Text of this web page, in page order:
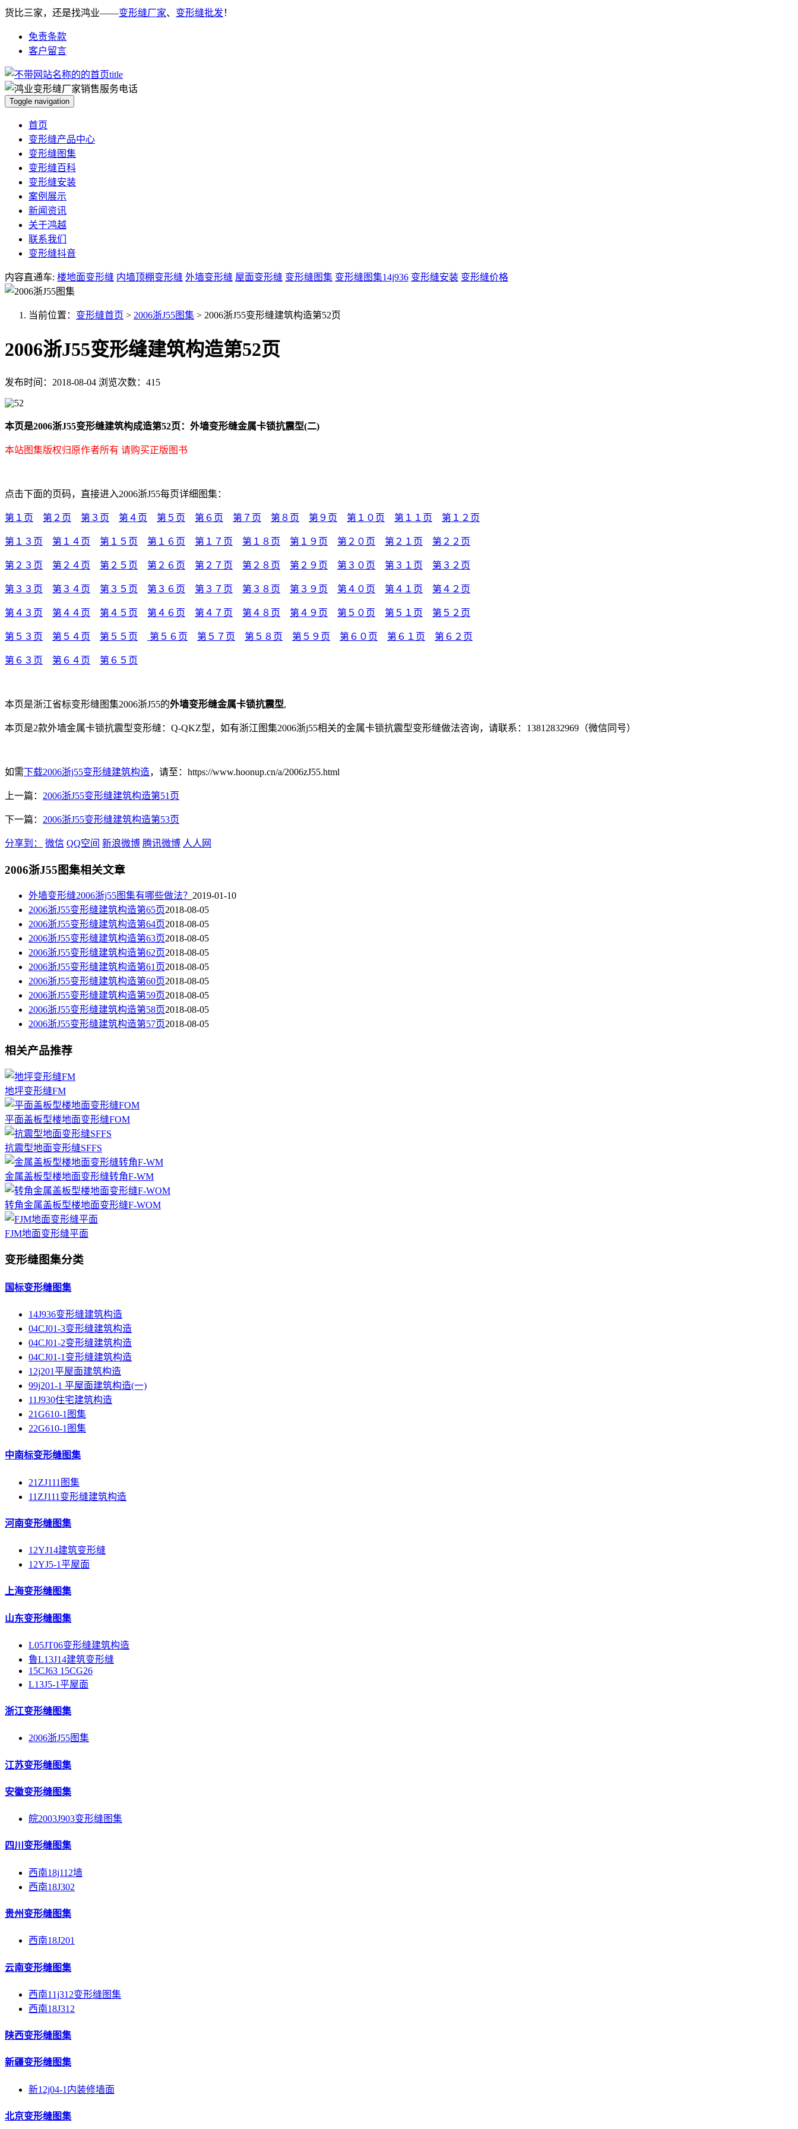
货比三家，还是找鸿业——变形缝厂家、 变形缝批发 ！
免责条款
客户留言
Toggle navigation
首页
变形缝产品中心
变形缝图集
变形缝百科
变形缝安装
案例展示
新闻资讯
关于鸿越
联系我们
变形缝抖音
内容直通车: 楼地面变形缝 内墙顶棚变形缝 外墙变形缝 屋面变形缝 变形缝图集 变形缝图集14j936 变形缝安装 变形缝价格
当前位置： 变形缝首页 > 2006浙J55图集 > 2006浙J55变形缝建筑构造第52页
2006浙J55变形缝建筑构造第52页
发布时间：2018-08-04 浏览次数：415
本页是2006浙J55变形缝建筑构成造第52页：外墙变形缝金属卡锁抗震型(二)
本站图集版权归原作者所有 请购买正版图书
点击下面的页码，直接进入2006浙J55每页详细图集：
第１页 第２页 第３页 第４页 第５页 第６页 第７页 第８页 第９页 第１０页 第１１页 第１２页
第１３页 第１４页 第１５页 第１６页 第１７页 第１８页 第１９页 第２０页 第２１页 第２２页
第２３页 第２４页 第２５页 第２６页 第２７页 第２８页 第２９页 第３０页 第３１页 第３２页
第３３页 第３４页 第３５页 第３６页 第３７页 第３８页 第３９页 第４０页 第４１页 第４２页
第４３页 第４４页 第４５页 第４６页 第４７页 第４８页 第４９页 第５０页 第５１页 第５２页
第５３页 第５４页 第５５页 第５６页 第５７页 第５８页 第５９页 第６０页 第６１页 第６２页
第６３页 第６４页 第６５页
本页是浙江省标变形缝图集2006浙J55的外墙变形缝金属卡锁抗震型,
本页是2款外墙金属卡锁抗震型变形缝：Q-QKZ型，如有浙江图集2006浙j55相关的金属卡锁抗震型变形缝做法咨询，请联系：13812832969（微信同号）
如需下载2006浙j55变形缝建筑构造，请至：https://www.hoonup.cn/a/2006zJ55.html
上一篇： 2006浙J55变形缝建筑构造第51页
下一篇： 2006浙J55变形缝建筑构造第53页
分享到： 微信 QQ空间 新浪微博 腾讯微博 人人网
2006浙J55图集相关文章
外墙变形缝2006浙j55图集有哪些做法？ 2019-01-10
2006浙J55变形缝建筑构造第65页2018-08-05
2006浙J55变形缝建筑构造第64页2018-08-05
2006浙J55变形缝建筑构造第63页2018-08-05
2006浙J55变形缝建筑构造第62页2018-08-05
2006浙J55变形缝建筑构造第61页2018-08-05
2006浙J55变形缝建筑构造第60页2018-08-05
2006浙J55变形缝建筑构造第59页2018-08-05
2006浙J55变形缝建筑构造第58页2018-08-05
2006浙J55变形缝建筑构造第57页2018-08-05
相关产品推荐
地坪变形缝FM
平面盖板型楼地面变形缝FOM
抗震型地面变形缝SFFS
金属盖板型楼地面变形缝转角F-WM
转角金属盖板型楼地面变形缝F-WOM
FJM地面变形缝平面
变形缝图集分类
国标变形缝图集
14J936变形缝建筑构造
04CJ01-3变形缝建筑构造
04CJ01-2变形缝建筑构造
04CJ01-1变形缝建筑构造
12j201平屋面建筑构造
99j201-1 平屋面建筑构造(一)
11J930住宅建筑构造
21G610-1图集
22G610-1图集
中南标变形缝图集
21ZJ111图集
11ZJ111变形缝建筑构造
河南变形缝图集
12YJ14建筑变形缝
12YJ5-1平屋面
上海变形缝图集
山东变形缝图集
L05JT06变形缝建筑构造
鲁L13J14建筑变形缝
15CJ63 15CG26
L13J5-1平屋面
浙江变形缝图集
2006浙J55图集
江苏变形缝图集
安徽变形缝图集
皖2003J903变形缝图集
四川变形缝图集
西南18j112墙
西南18J302
贵州变形缝图集
西南18J201
云南变形缝图集
西南11j312变形缝图集
西南18J312
陕西变形缝图集
新疆变形缝图集
新12j04-1内装修墙面
北京变形缝图集